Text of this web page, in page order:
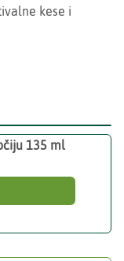
kese i
135 ml